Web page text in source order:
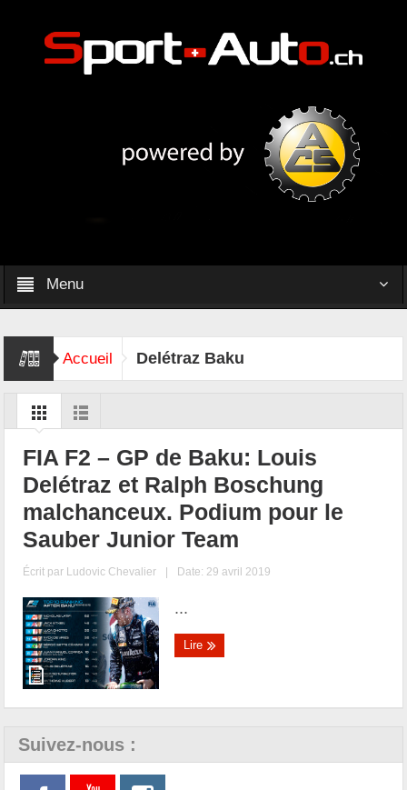
Menu
Accueil Delétraz Baku
FIA F2 – GP de Baku: Louis
Delétraz et Ralph Boschung
malchanceux. Podium pour le
Sauber Junior Team
Écrit par Ludovic Chevalier | Date: 29 avril 2019
...
Lire
Suivez-nous :